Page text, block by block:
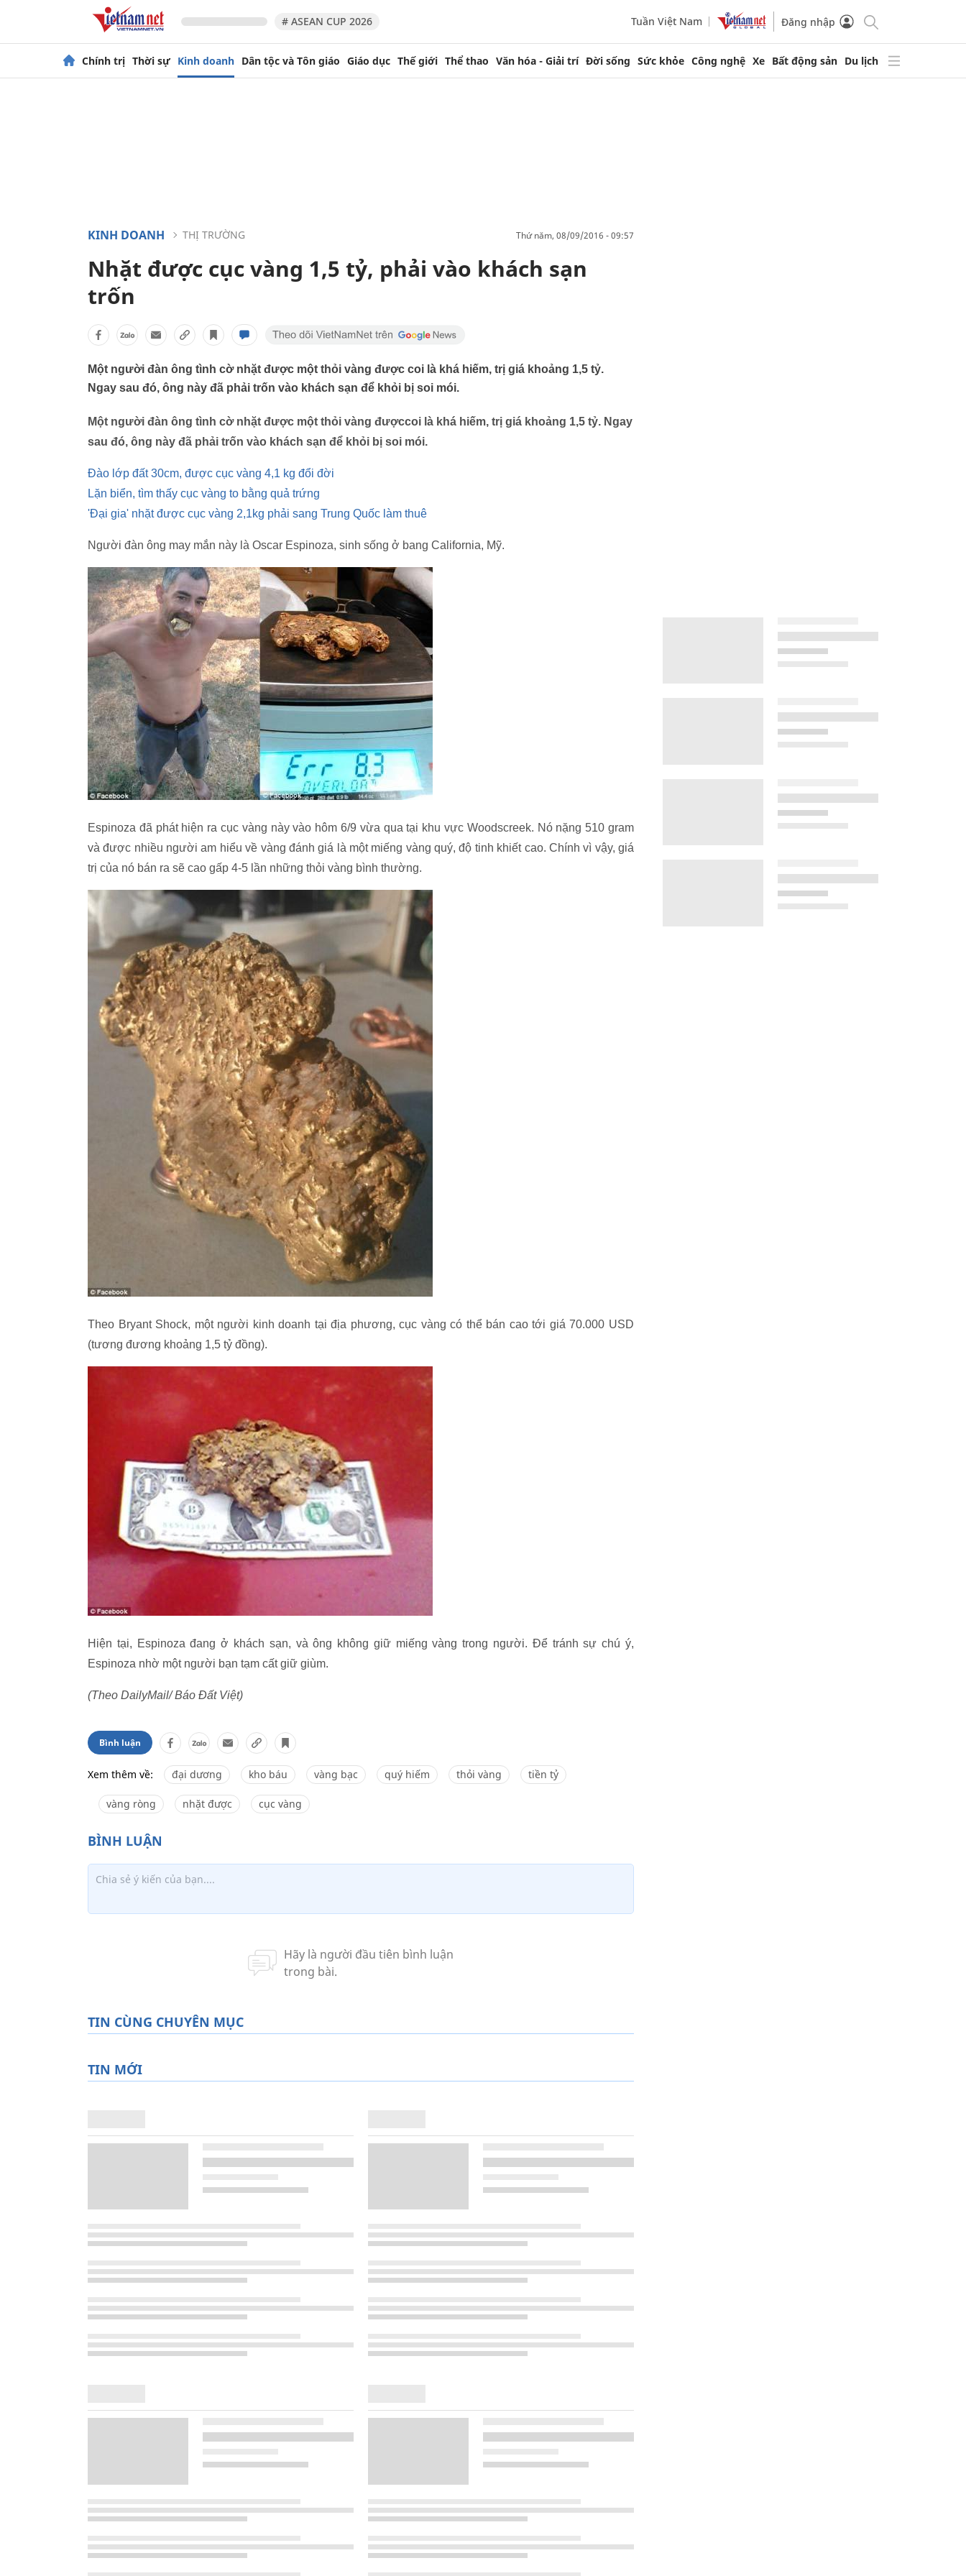
# ASEAN CUP 2026 Tuần Việt Nam Đăng nhập
Chính trị Thời sự Kinh doanh Dân tộc và Tôn giáo Giáo dục Thế giới Thể thao Văn hóa - Giải trí Đời sống Sức khỏe Công nghệ Xe Bất động sản Du lịch
KINH DOANH THỊ TRƯỜNG thứ năm, 08/09/2016 - 09:57
Nhặt được cục vàng 1,5 tỷ, phải vào khách sạn
trốn
Một người đàn ông tình cờ nhặt được một thỏi vàng được coi là khá hiếm, trị giá khoảng 1,5 tỷ.
Ngay sau đó, ông này đã phải trốn vào khách sạn để khỏi bị soi mói.
Một người đàn ông tình cờ nhặt được một thỏi vàng đượccoi là khá hiếm, trị giá khoảng 1,5 tỷ. Ngay
sau đó, ông này đã phải trốn vào khách sạn để khỏi bị soi mói.
Đào lớp đất 30cm, được cục vàng 4,1 kg đổi đời
Lặn biển, tìm thấy cục vàng to bằng quả trứng
'Đại gia' nhặt được cục vàng 2,1kg phải sang Trung Quốc làm thuê
Người đàn ông may mắn này là Oscar Espinoza, sinh sống ở bang California, Mỹ.
Espinoza đã phát hiện ra cục vàng này vào hôm 6/9 vừa qua tại khu vực Woodscreek. Nó nặng 510 gram
và được nhiều người am hiểu về vàng đánh giá là một miếng vàng quý, độ tinh khiết cao. Chính vì vậy, giá
trị của nó bán ra sẽ cao gấp 4-5 lần những thỏi vàng bình thường.
Theo Bryant Shock, một người kinh doanh tại địa phương, cục vàng có thể bán cao tới giá 70.000 USD
(tương đương khoảng 1,5 tỷ đồng).
Hiện tại, Espinoza đang ở khách sạn, và ông không giữ miếng vàng trong người. Để tránh sự chú ý,
Espinoza nhờ một người bạn tạm cất giữ giùm.
(Theo DailyMail/ Báo Đất Việt)
Bình luận
Xem thêm về: đại dương kho báu vàng bạc quý hiếm thỏi vàng tiền tỷ
vàng ròng nhặt được cục vàng
TIN CÙNG CHUYÊN MỤC
TIN MỚI